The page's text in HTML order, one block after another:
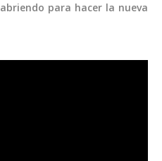
para hacer la nueva